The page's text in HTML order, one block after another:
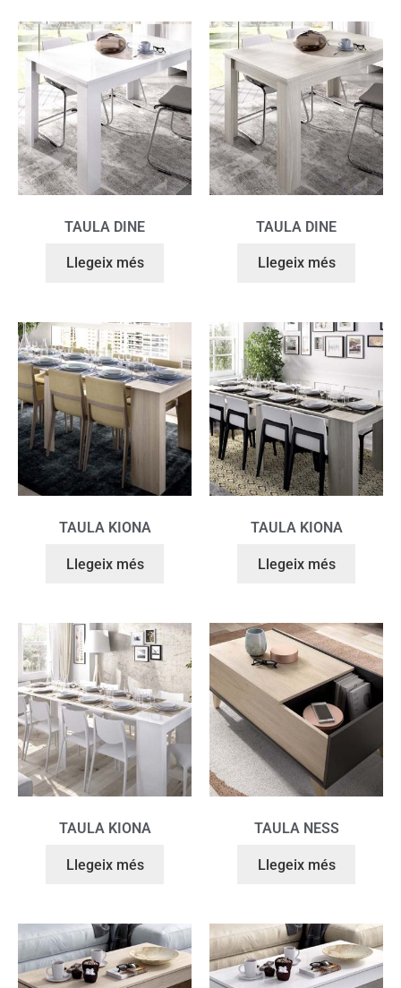
TAULA DINE
Llegeix més
TAULA DINE
Llegeix més
TAULA KIONA
Llegeix més
TAULA KIONA
Llegeix més
TAULA KIONA
Llegeix més
TAULA NESS
Llegeix més